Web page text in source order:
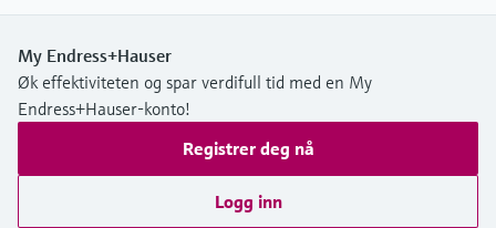
My Endress+Hauser
Øk effektiviteten og spar verdifull tid med en My
Endress+Hauser-konto!
Registrer deg nå
Logg inn